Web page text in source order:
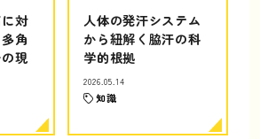
対
角
現
人体の発汗システム
から紐解く脇汗の科
学的根拠
2026.05.14
知識